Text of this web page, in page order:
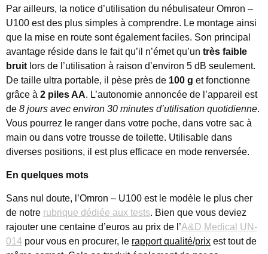
Par ailleurs, la notice d’utilisation du nébulisateur Omron –
U100 est des plus simples à comprendre. Le montage ainsi
que la mise en route sont également faciles. Son principal
avantage réside dans le fait qu’il n’émet qu’un très faible
bruit lors de l’utilisation à raison d’environ 5 dB seulement.
De taille ultra portable, il pèse près de 100 g et fonctionne
grâce à 2 piles AA. L’autonomie annoncée de l’appareil est
de 8 jours avec environ 30 minutes d’utilisation quotidienne.
Vous pourrez le ranger dans votre poche, dans votre sac à
main ou dans votre trousse de toilette. Utilisable dans
diverses positions, il est plus efficace en mode renversée.
En quelques mots
Sans nul doute, l’Omron – U100 est le modèle le plus cher
de notre rubrique dédiée aux tests. Bien que vous deviez
rajouter une centaine d’euros au prix de l’A&D Medical UN-
014 pour vous en procurer, le rapport qualité/prix est tout de